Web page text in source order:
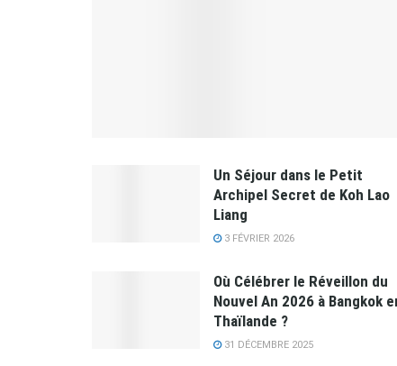
Un Séjour dans le Petit
Archipel Secret de Koh Lao
Liang
3 FÉVRIER 2026
Où Célébrer le Réveillon du
Nouvel An 2026 à Bangkok
Thaïlande ?
31 DÉCEMBRE 2025